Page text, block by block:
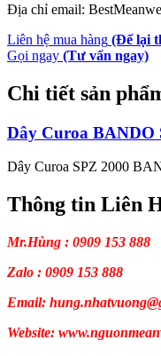
Địa chỉ email:
Liên hệ mua hàng (Để lại
Gọi ngay (Tư vấn ngay)
Chi tiết sản
Dây Curoa BANDO
Dây Curoa SPZ 2000
Thông tin Liên
Mr.Hùng : 0909 153 888
Zalo : 0909 153 888
Email:
Website: